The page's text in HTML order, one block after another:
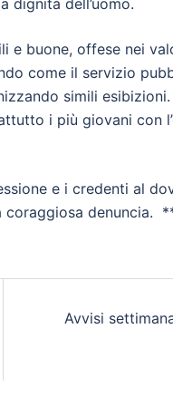
dignità dell’uomo.
e buone, offese nei
come il servizio
simili
i più giovani con
e i credenti al
coraggiosa denuncia.
Avvisi